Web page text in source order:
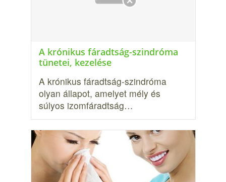
A krónikus fáradtság-szindróma
tünetei, kezelése
A krónikus fáradtság-szindróma
olyan állapot, amelyet mély és
súlyos izomfáradtság…